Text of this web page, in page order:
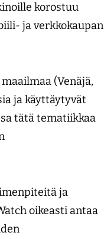
korostuu
ja verkkokaupan
(Venäjä,
ja käyttäytyvät
tätä tematiikkaa
ja
oikeasti antaa